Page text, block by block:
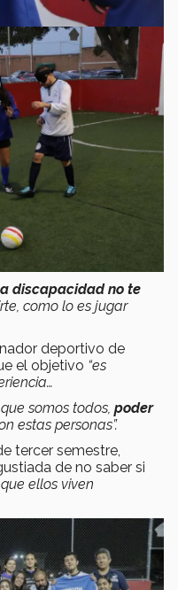
discapacidad no te
como lo es jugar
deportivo de
el objetivo “es
somos todos, poder
estas personas”.
tercer semestre,
de no saber si
ellos viven